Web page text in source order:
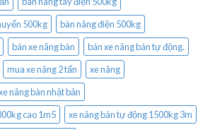
500kg
bàn nâng điện 500kg
bán xe nâng bàn
bán xe nâng bán tự động.
mua xe nâng 2 tấn
xe nâng
nâng bàn nhật bản
cao 1m5
xe nâng bán tự động 1500kg 3m